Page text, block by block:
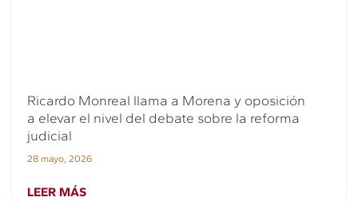
Ricardo Monreal llama a Morena y oposición
a elevar el nivel del debate sobre la reforma
judicial
28 mayo, 2026
LEER MÁS